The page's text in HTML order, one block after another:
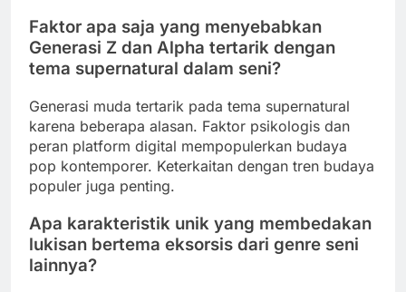
Faktor apa saja yang menyebabkan
Generasi Z dan Alpha tertarik dengan
tema supernatural dalam seni?
Generasi muda tertarik pada tema supernatural
karena beberapa alasan. Faktor psikologis dan
peran platform digital mempopulerkan budaya
pop kontemporer. Keterkaitan dengan tren budaya
populer juga penting.
Apa karakteristik unik yang membedakan
lukisan bertema eksorsis dari genre seni
lainnya?